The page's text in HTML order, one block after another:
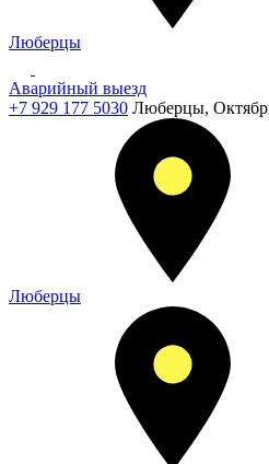
Люберцы
Аварийный выезд
+7 929 177 5030 Люберцы,
Люберцы